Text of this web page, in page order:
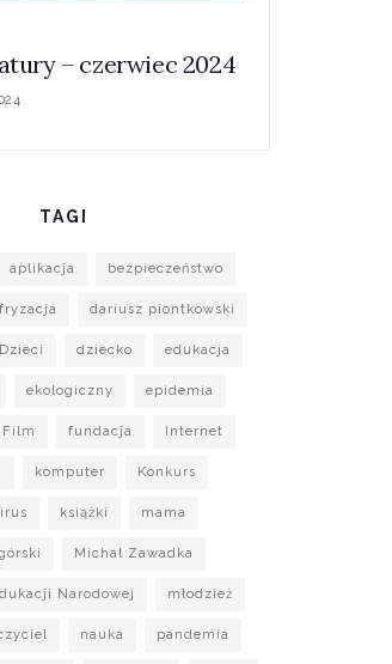
– czerwiec 2024
TAGI
aplikacja bezpieczeństwo
dariusz piontkowski
Dzieci dziecko edukacja
ekologiczny epidemia
Film fundacja Internet
komputer Konkurs
książki mama
Michał Zawadka
Narodowej młodzież
nauka pandemia